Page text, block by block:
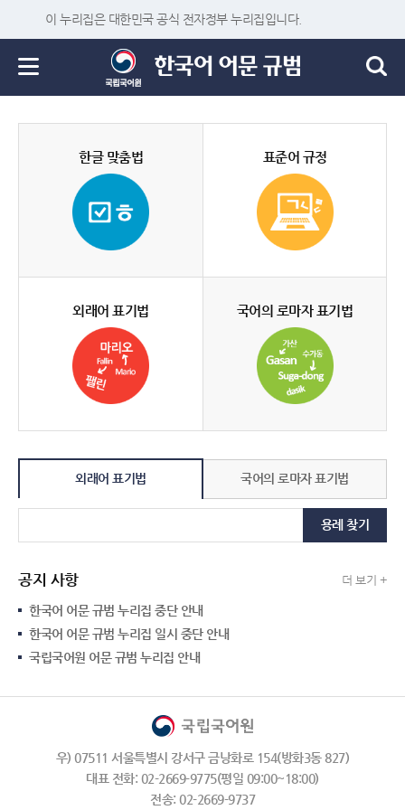
이 누리집은 대한민국 공식 전자정부 누리집입니다.
한글 맞춤법 표준어 규정
외래어 표기법 국어의 로마자 표기법
외래어 표기법 국어의 로마자 표기법
용례 찾기
공지 사항 더 보기 +
한국어 어문 규범 누리집 중단 안내
한국어 어문 규범 누리집 일시 중단 안내
국립국어원 어문 규범 누리집 안내
우) 07511 서울특별시 강서구 금낭화로 154(방화3동 827)
대표 전화: 02-2669-9775(평일 09:00~18:00)
전송: 02-2669-9737